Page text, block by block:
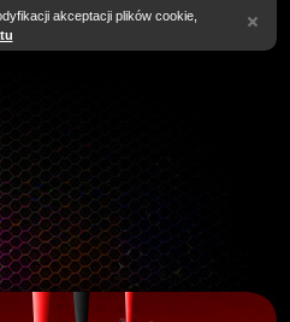
akceptacji plików cookie,